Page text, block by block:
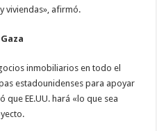
viviendas», afirmó.
inmobiliarios en todo el
estadounidenses para apoyar
que EE.UU. hará «lo que sea